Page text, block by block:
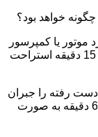
خواهد بود؟
موتور یا کمپرسور
یخچال برای جبران افت سرما در 60 دقیقه تنها 15 دقیقه استراحت
از دست رفته را جبران
می کند و به حالت عادی بر می گردد.یعنی در 60 دقیقه به صورت